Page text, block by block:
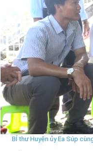
BÍ thư Huyện ủy Ea Súp